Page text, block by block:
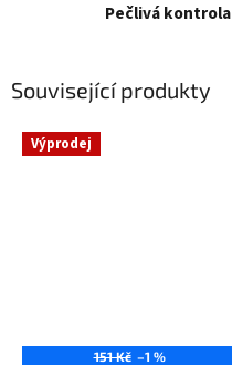
Pečlivá kontrola
Související produkty
Výprodej
151 Kč –1 %